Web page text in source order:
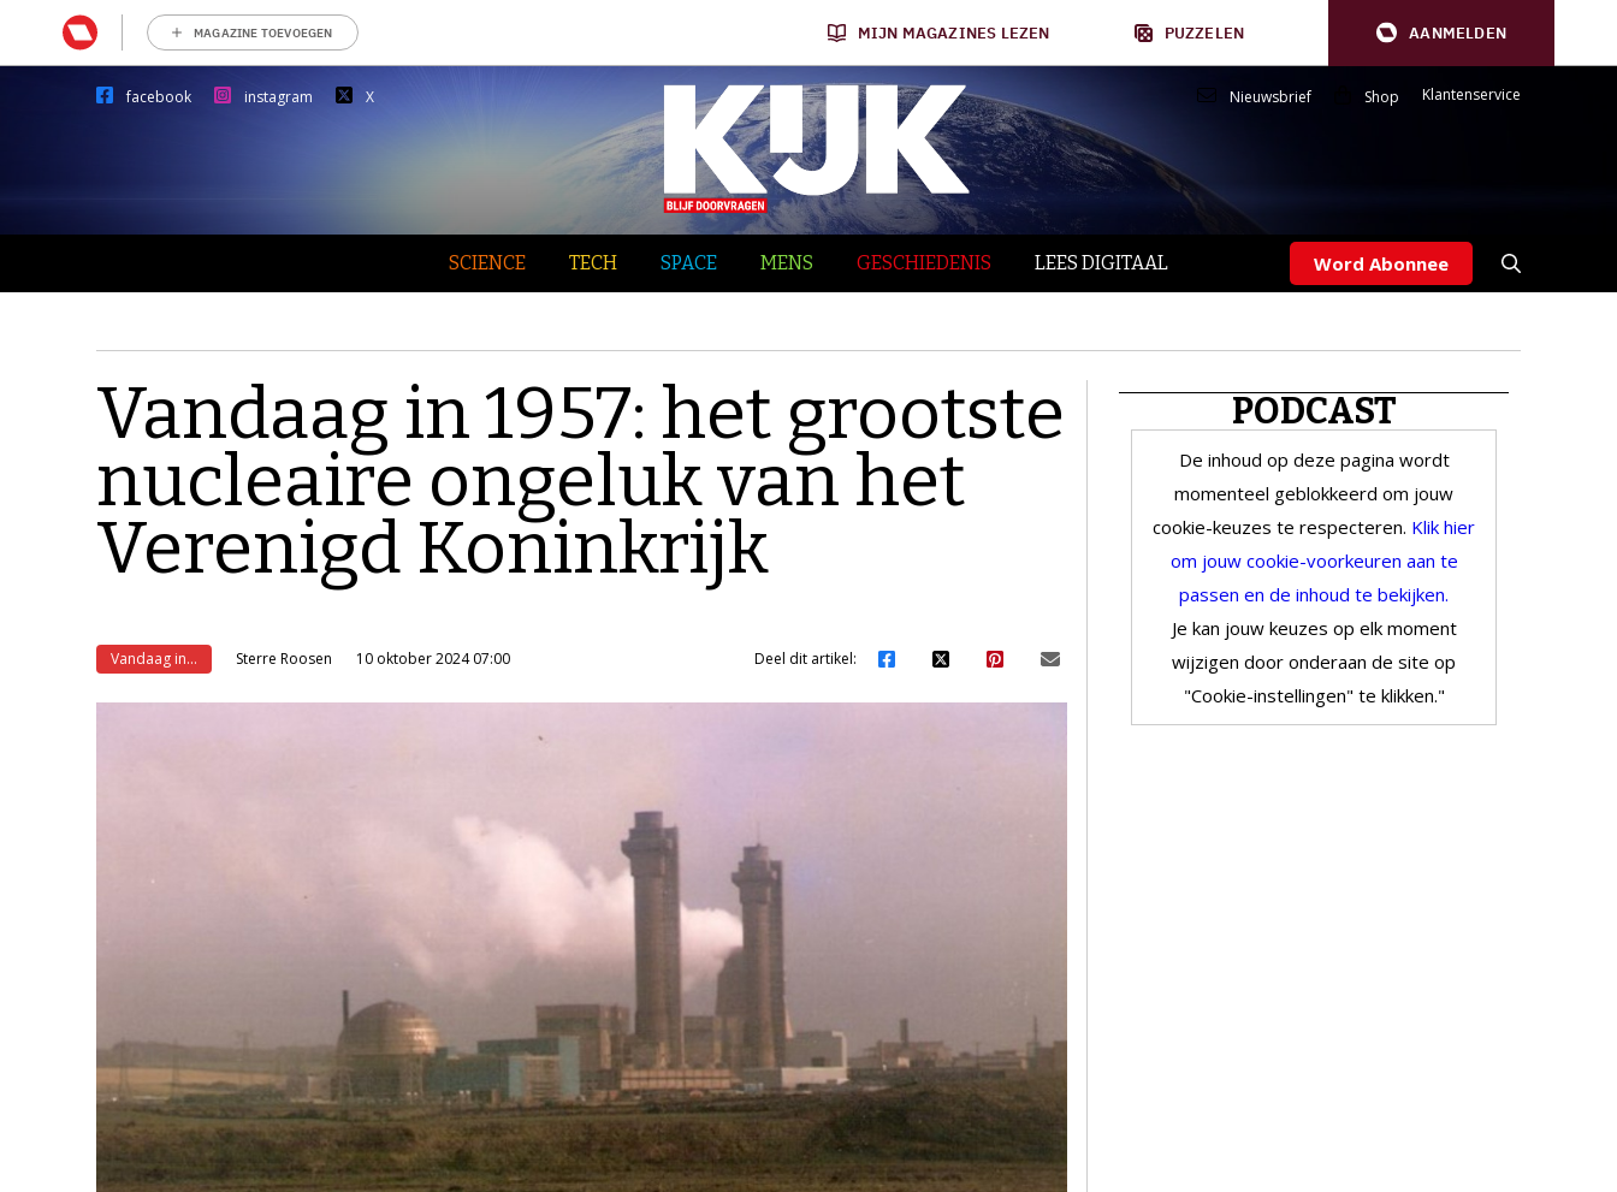
MAGAZINE TOEVOEGEN MIJN MAGAZINES LEZEN PUZZELEN AANMELDEN
facebook instagram X Nieuwsbrief Shop Klantenservice
SCIENCE TECH SPACE MENS GESCHIEDENIS LEES DIGITAAL Word Abonnee
Vandaag in 1957: het grootste
nucleaire ongeluk van het
Verenigd Koninkrijk
Vandaag in... Sterre Roosen 10 oktober 2024 07:00 Deel dit artikel:
PODCAST
De inhoud op deze pagina wordt
momenteel geblokkeerd om jouw
cookie-keuzes te respecteren. Klik hier
om jouw cookie-voorkeuren aan te
passen en de inhoud te bekijken.
Je kan jouw keuzes op elk moment
wijzigen door onderaan de site op
"Cookie-instellingen" te klikken."